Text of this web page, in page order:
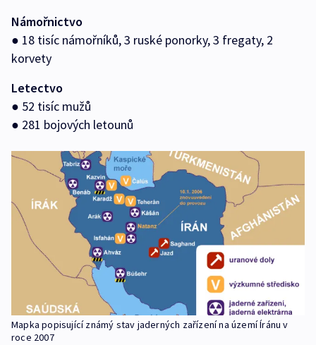
Námořnictvo
● 18 tisíc námořníků, 3 ruské ponorky, 3 fregaty, 2
korvety
Letectvo
● 52 tisíc mužů
● 281 bojových letounů
Mapka popisující známý stav jaderných zařízení na území Íránu v
roce 2007